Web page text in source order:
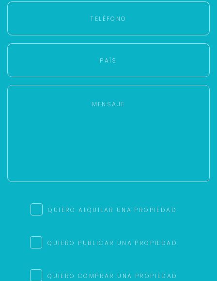
QUIERO ALQUILAR UNA PROPIEDAD
QUIERO PUBLICAR UNA PROPIEDAD
QUIERO COMPRAR UNA PROPIEDAD